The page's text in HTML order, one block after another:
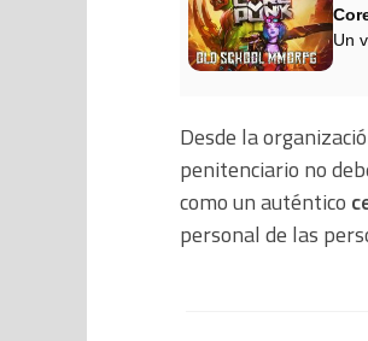
Un
Desde la
penitenciario no
como un auténtico
personal de las